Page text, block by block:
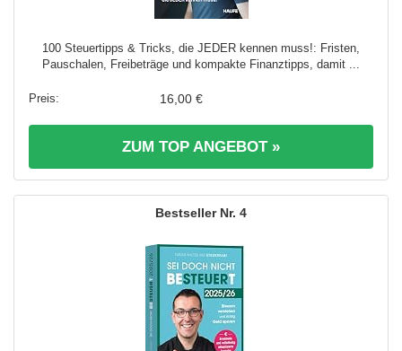
100 Steuertipps & Tricks, die JEDER kennen muss!: Fristen,
Pauschalen, Freibeträge und kompakte Finanztipps, damit ...
16,00 €
ZUM TOP ANGEBOT »
4